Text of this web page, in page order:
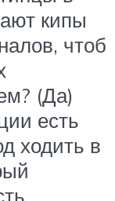
кипы
чтоб
(Да)
есть
ходить в